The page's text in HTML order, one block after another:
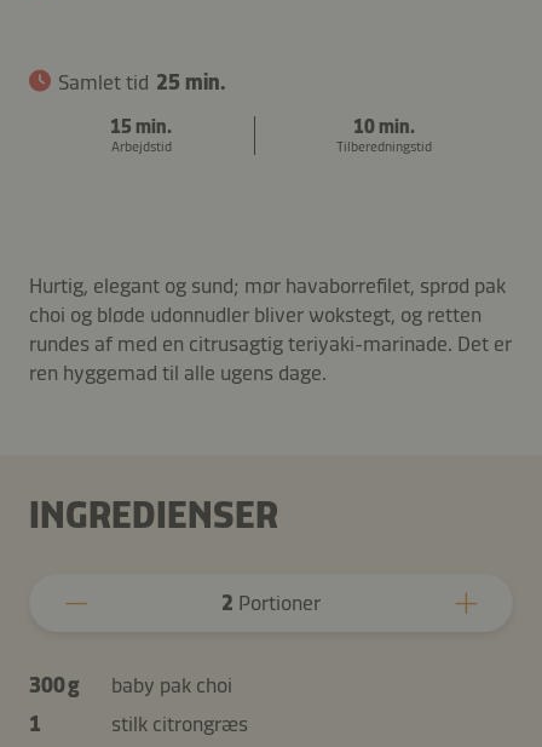
Samlet tid 25 min.
15 min.
Arbejdstid
10 min.
Tilberedningstid
Hurtig, elegant og sund; mør havaborrefilet, sprød pak
choi og bløde udonnudler bliver wokstegt, og retten
rundes af med en citrusagtig teriyaki-marinade. Det er
ren hyggemad til alle ugens dage.
INGREDIENSER
2 Portioner
300 g
baby pak choi
1
stilk citrongræs